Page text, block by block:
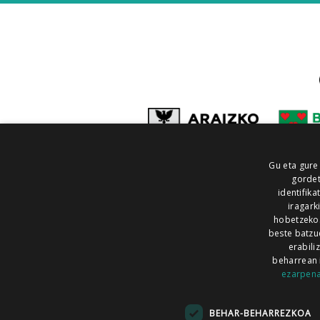
ALEA
Gu eta
hobetzeko.
beste
beharrean
BEHAR-BEHARREZKOA